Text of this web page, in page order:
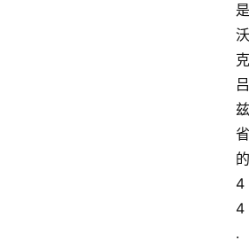
是
沃
克
吕
兹
省
的
4
4
.